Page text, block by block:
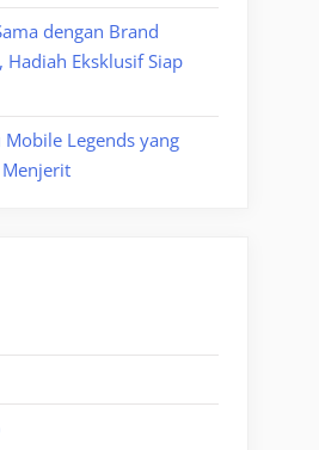
dengan Brand
Hadiah Eksklusif Siap
Mobile Legends yang